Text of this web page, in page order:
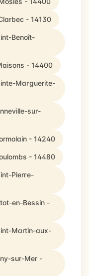
- 14130
Benoît-
- 14400
Marguerite-
sur-
- 14240
- 14480
Pierre-
en-Bessin -
Martin-aux-
sur-Mer -